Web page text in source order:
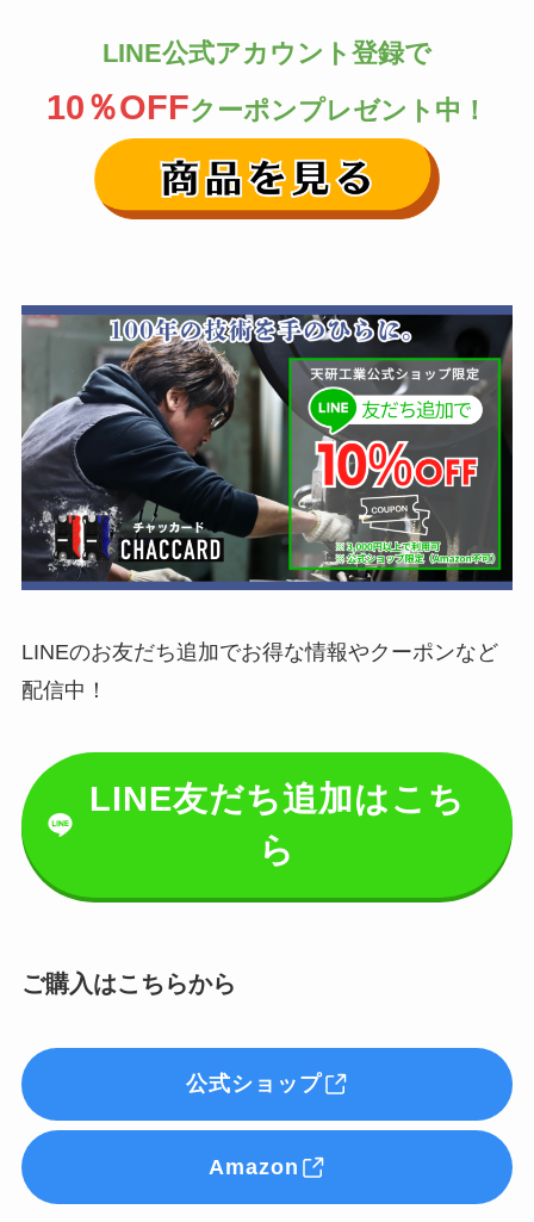
LINE公式アカウント登録で
10％OFFクーポンプレゼント中！
LINEのお友だち追加でお得な情報やクーポンなど
配信中！
LINE友だち追加はこち
ら
ご購入はこちらから
公式ショップ
Amazon